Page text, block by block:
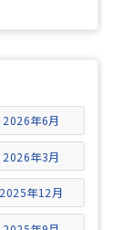
2026年6月
2026年3月
2025年12月